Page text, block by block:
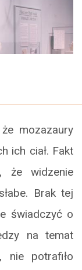
mozazaury
ich ciał. Fakt
że widzenie
Brak tej
świadczyć o
na temat
nie potrafiło